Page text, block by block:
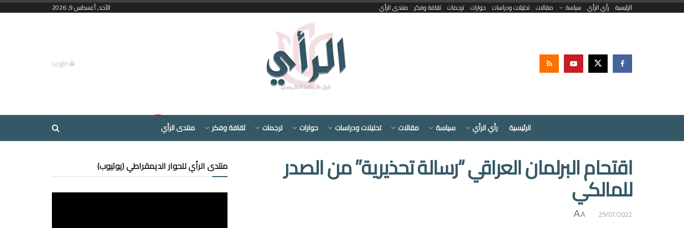
الرئيسية رأي الرأي سياسة مقالات تحليلات ودراسات حوارات ترجمات ثقافة وفكر منتدى الرأي الأحد, أغسطس 9, 2026
الرئيسية رأي الرأي سياسة مقالات تحليلات ودراسات حوارات ترجمات ثقافة وفكر منتدى الرأي
اقتحام البرلمان العراقي “رسالة تحذيرية” من الصدر
للمالكي
29/07/2022
A
A
منتدى الرأي للحوار الديمقراطي (يوتيوب)